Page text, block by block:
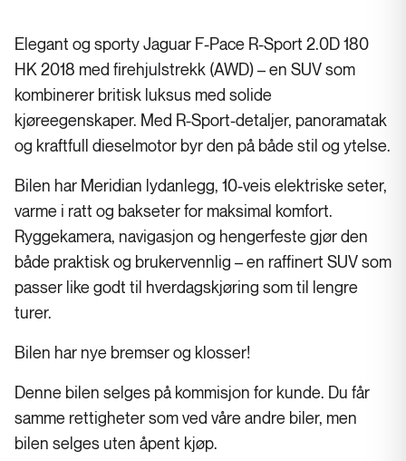
Elegant og sporty Jaguar F-Pace R-Sport 2.0D 180
HK 2018 med firehjulstrekk (AWD) – en SUV som
kombinerer britisk luksus med solide
kjøreegenskaper. Med R-Sport-detaljer, panoramatak
og kraftfull dieselmotor byr den på både stil og ytelse.
Bilen har Meridian lydanlegg, 10-veis elektriske seter,
varme i ratt og bakseter for maksimal komfort.
Ryggekamera, navigasjon og hengerfeste gjør den
både praktisk og brukervennlig – en raffinert SUV som
passer like godt til hverdagskjøring som til lengre
turer.
Bilen har nye bremser og klosser!
Denne bilen selges på kommisjon for kunde. Du får
samme rettigheter som ved våre andre biler, men
bilen selges uten åpent kjøp.